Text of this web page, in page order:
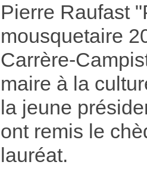
Pierre Raufast
mousquetaire
Carrère-
maire à la
la jeune
ont remis le
lauréat.